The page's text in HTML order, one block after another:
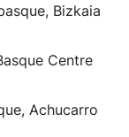
Bizkaia
Centre
Achucarro